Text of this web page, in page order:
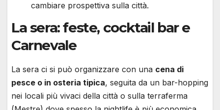
cambiare prospettiva sulla città.
La sera: feste, cocktail bar e
Carnevale
La sera ci si può organizzare con una cena di
pesce o in osteria tipica, seguita da un bar-hopping
nei locali più vivaci della città o sulla terraferma